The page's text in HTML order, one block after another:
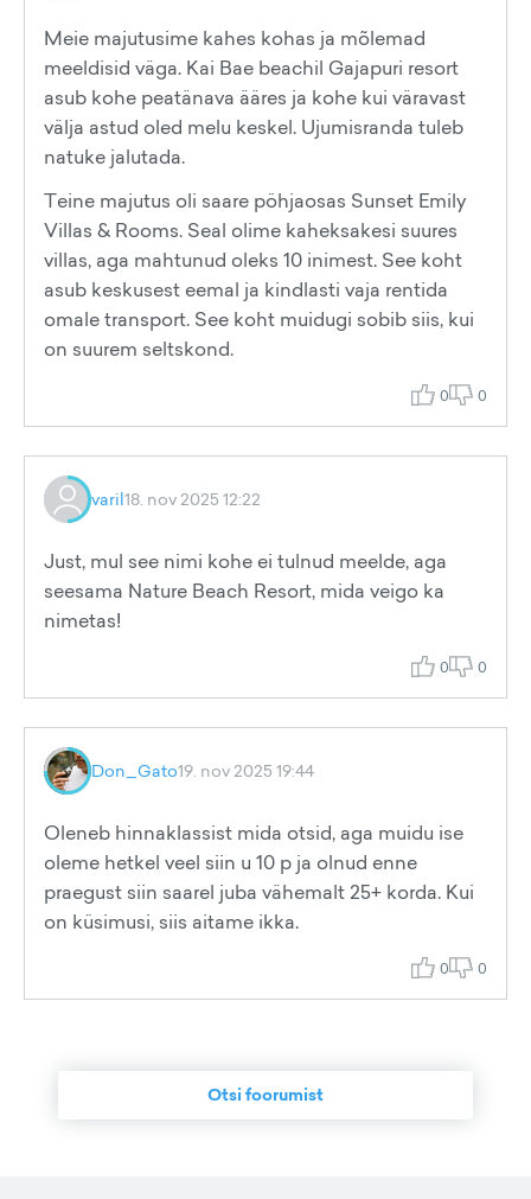
Meie majutusime kahes kohas ja mõlemad
meeldisid väga. Kai Bae beachil Gajapuri resort
asub kohe peatänava ääres ja kohe kui väravast
välja astud oled melu keskel. Ujumisranda tuleb
natuke jalutada.
Teine majutus oli saare pöhjaosas Sunset Emily
Villas & Rooms. Seal olime kaheksakesi suures
villas, aga mahtunud oleks 10 inimest. See koht
asub keskusest eemal ja kindlasti vaja rentida
omale transport. See koht muidugi sobib siis, kui
on suurem seltskond.
0 0
varil18. nov 2025 12:22
Just, mul see nimi kohe ei tulnud meelde, aga
seesama Nature Beach Resort, mida veigo ka
nimetas!
0 0
Don_Gato19. nov 2025 19:44
Oleneb hinnaklassist mida otsid, aga muidu ise
oleme hetkel veel siin u 10 p ja olnud enne
praegust siin saarel juba vähemalt 25+ korda. Kui
on küsimusi, siis aitame ikka.
0 0
Otsi foorumist